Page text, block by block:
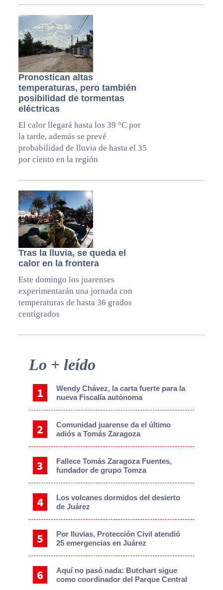
Pronostican altas
temperaturas, pero también
posibilidad de tormentas
eléctricas
El calor llegará hasta los 39 °C por
la tarde, además se prevé
probabilidad de lluvia de hasta el 35
por ciento en la región
Tras la lluvia, se queda el
calor en la frontera
Este domingo los juarenses
experimentarán una jornada con
temperaturas de hasta 36 grados
centígrados
Primary
Lo + leído
Wendy Chávez, la carta fuerte para la
nueva Fiscalía autónoma
Comunidad juarense da el último
adiós a Tomás Zaragoza
Fallece Tomás Zaragoza Fuentes,
fundador de grupo Tomza
Los volcanes dormidos del desierto
de Juárez
Por lluvias, Protección Civil atendió
25 emergencias en Juárez
Aquí no pasó nada: Butchart sigue
como coordinador del Parque Central